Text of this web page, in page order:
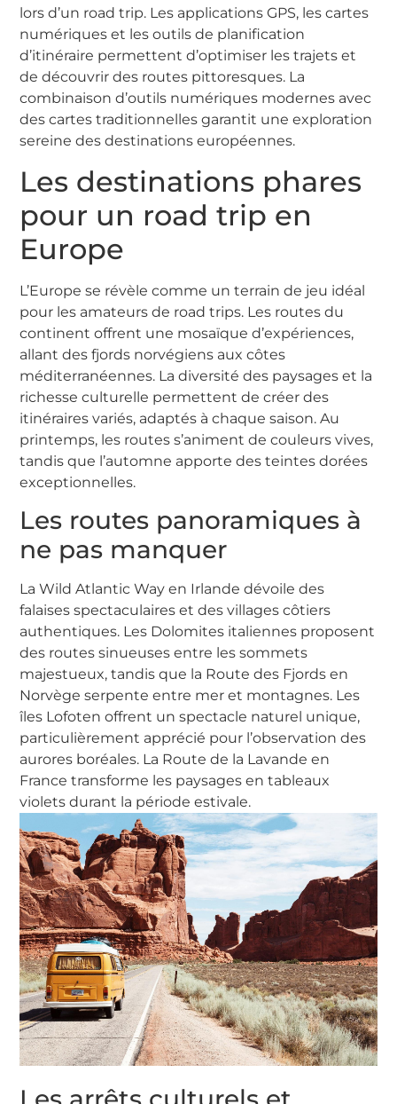
lors d’un road trip. Les applications GPS, les cartes
numériques et les outils de planification
d’itinéraire permettent d’optimiser les trajets et
de découvrir des routes pittoresques. La
combinaison d’outils numériques modernes avec
des cartes traditionnelles garantit une exploration
sereine des destinations européennes.
Les destinations phares
pour un road trip en
Europe
L’Europe se révèle comme un terrain de jeu idéal
pour les amateurs de road trips. Les routes du
continent offrent une mosaïque d’expériences,
allant des fjords norvégiens aux côtes
méditerranéennes. La diversité des paysages et la
richesse culturelle permettent de créer des
itinéraires variés, adaptés à chaque saison. Au
printemps, les routes s’animent de couleurs vives,
tandis que l’automne apporte des teintes dorées
exceptionnelles.
Les routes panoramiques à
ne pas manquer
La Wild Atlantic Way en Irlande dévoile des
falaises spectaculaires et des villages côtiers
authentiques. Les Dolomites italiennes proposent
des routes sinueuses entre les sommets
majestueux, tandis que la Route des Fjords en
Norvège serpente entre mer et montagnes. Les
îles Lofoten offrent un spectacle naturel unique,
particulièrement apprécié pour l’observation des
aurores boréales. La Route de la Lavande en
France transforme les paysages en tableaux
violets durant la période estivale.